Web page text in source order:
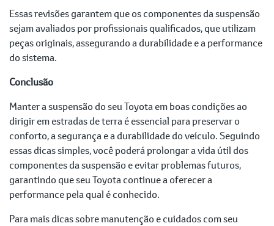
Essas revisões garantem que os componentes da suspensão
sejam avaliados por profissionais qualificados, que utilizam
peças originais, assegurando a durabilidade e a performance
do sistema.
Conclusão
Manter a suspensão do seu Toyota em boas condições ao
dirigir em estradas de terra é essencial para preservar o
conforto, a segurança e a durabilidade do veículo. Seguindo
essas dicas simples, você poderá prolongar a vida útil dos
componentes da suspensão e evitar problemas futuros,
garantindo que seu Toyota continue a oferecer a
performance pela qual é conhecido.
Para mais dicas sobre manutenção e cuidados com seu